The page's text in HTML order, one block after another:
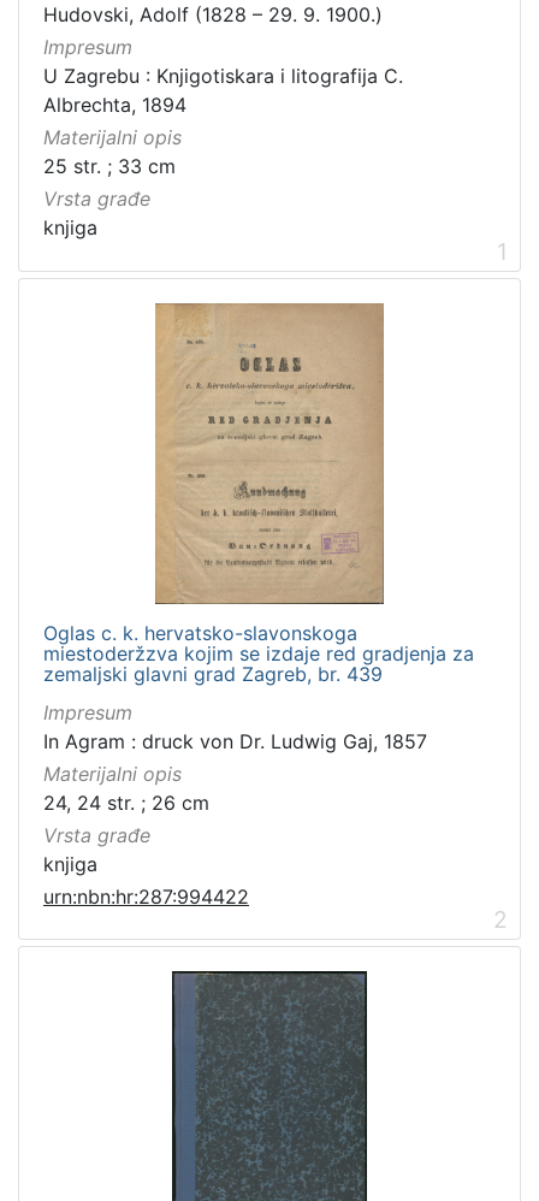
Hudovski, Adolf (1828 – 29. 9. 1900.)
Impresum
U Zagrebu : Knjigotiskara i litografija C.
Albrechta, 1894
Materijalni opis
25 str. ; 33 cm
Vrsta građe
knjiga
1
Oglas c. k. hervatsko-slavonskoga
miestoderžzva kojim se izdaje red gradjenja za
zemaljski glavni grad Zagreb, br. 439
Impresum
In Agram : druck von Dr. Ludwig Gaj, 1857
Materijalni opis
24, 24 str. ; 26 cm
Vrsta građe
knjiga
urn:nbn:hr:287:994422
2